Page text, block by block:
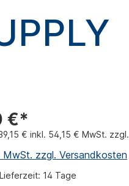
€*
€ inkl. 54,15 € MwSt. zzgl.
MwSt. zzgl. Versandkosten
14 Tage